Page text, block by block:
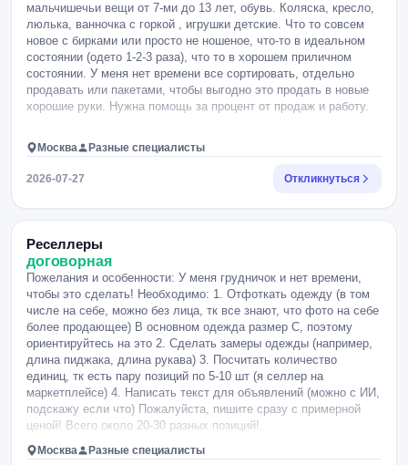
мальчишечьи вещи от 7-ми до 13 лет, обувь. Коляска, кресло,
люлька, ванночка с горкой , игрушки детские. Что то совсем
новое с бирками или просто не ношеное, что-то в идеальном
состоянии (одето 1-2-3 раза), что то в хорошем приличном
состоянии. У меня нет времени все сортировать, отдельно
продавать или пакетами, чтобы выгодно это продать в новые
хорошие руки. Нужна помощь за процент от продаж и работу.
Москва Разные специалисты
2026-07-27 Откликнуться
Реселлеры
договорная
Пожелания и особенности: У меня грудничок и нет времени,
чтобы это сделать! Необходимо: 1. Отфоткать одежду (в том
числе на себе, можно без лица, тк все знают, что фото на себе
более продающее) В основном одежда размер С, поэтому
ориентируйтесь на это 2. Сделать замеры одежды (например,
длина пиджака, длина рукава) 3. Посчитать количество
единиц, тк есть пару позиций по 5-10 шт (я селлер на
маркетплейсе) 4. Написать текст для объявлений (можно с ИИ,
подскажу если что) Пожалуйста, пишите сразу с примерной
ценой! Всего около 20-30 разных позиций!.
Москва Разные специалисты